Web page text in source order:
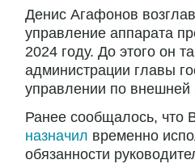
Денис Агафонов
управление аппарата
2024 году. До этого он
администрации главы
управлении по внешней
Ранее сообщалось, что
назначил временно
обязанности